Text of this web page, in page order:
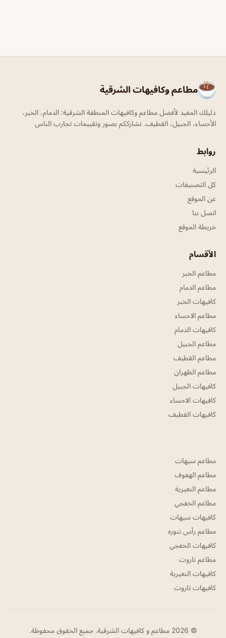
مطاعم وكافيهات الشرقية
دليلك المفيد لأفضل مطاعم وكافيهات المنطقة الشرقية: الدمام، الخبر،
الأحساء، الجبيل، القطيف. نشارككم بصور وتقييمات تجارب الناس
روابط
الرئيسية
كل التصنيفات
عن الموقع
اتصل بنا
خريطة الموقع
الأقسام
مطاعم الخبر
مطاعم الدمام
كافيهات الخبر
مطاعم الاحساء
كافيهات الدمام
مطاعم الجبيل
مطاعم القطيف
مطاعم الظهران
كافيهات الجبيل
كافيهات الاحساء
كافيهات القطيف
مطاعم سيهات
مطاعم الهفوف
مطاعم النعيرية
مطاعم الخفجي
كافيهات سيهات
مطاعم رأس تنوره
كافيهات الخفجي
مطاعم تاروت
كافيهات النعيرية
كافيهات تاروت
© 2026 مطاعم و كافيهات الشرقية. جميع الحقوق محفوظة.